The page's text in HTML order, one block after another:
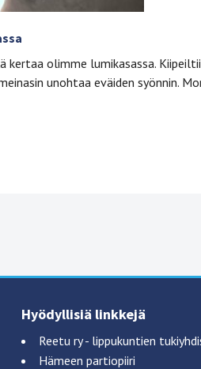
kertaa olimme lumikasassa.
unohtaa eväiden syönnin.
Hyödyllisiä linkkejä
Reetu ry - lippukuntien
Hämeen partiopiiri